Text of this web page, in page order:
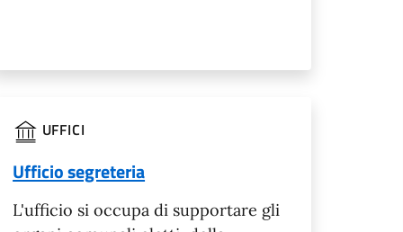
UFFICI
Ufficio segreteria
L'ufficio si occupa di supportare gli